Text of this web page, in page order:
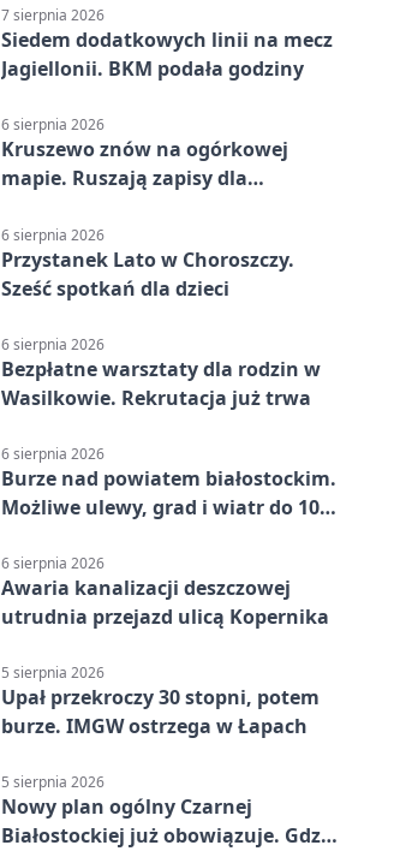
7 sierpnia 2026
Siedem dodatkowych linii na mecz
Jagiellonii. BKM podała godziny
6 sierpnia 2026
Kruszewo znów na ogórkowej
mapie. Ruszają zapisy dla
6 sierpnia 2026
Przystanek Lato w Choroszczy.
Sześć spotkań dla dzieci
6 sierpnia 2026
Bezpłatne warsztaty dla rodzin w
Wasilkowie. Rekrutacja już trwa
6 sierpnia 2026
Burze nad powiatem białostockim.
Możliwe ulewy, grad i wiatr do 100
6 sierpnia 2026
Awaria kanalizacji deszczowej
utrudnia przejazd ulicą Kopernika
5 sierpnia 2026
Upał przekroczy 30 stopni, potem
burze. IMGW ostrzega w Łapach
5 sierpnia 2026
Nowy plan ogólny Czarnej
Białostockiej już obowiązuje. Gdzie